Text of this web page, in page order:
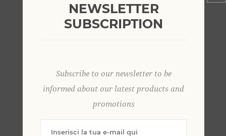
NEWSLETTER
SUBSCRIPTION
Subscribe to our newsletter to be
informed about our latest products and
promotions